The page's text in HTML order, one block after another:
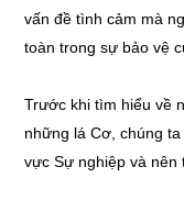
vấn đề tình cảm mà
toàn trong sự bảo vệ
Trước khi tìm hiểu về
những lá Cơ, chúng
vực Sự nghiệp và nên